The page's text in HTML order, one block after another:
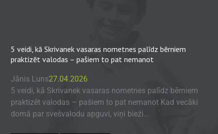
5 veidi, kā Skrivanek vasaras nometnes palīdz bērniem
praktizēt valodas – pašiem to pat nemanot
Jānis Luns27.04.2026
5 veidi, kā Skrivanek vasaras nometnes palīdz bērniem
praktizēt valodas – pašiem to pat nemanot Kad vecāki
domā par svešvalodu apguvi, viņi bieži...